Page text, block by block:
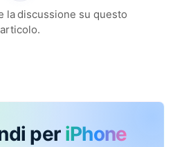
la discussione su questo
articolo.
per iPhone